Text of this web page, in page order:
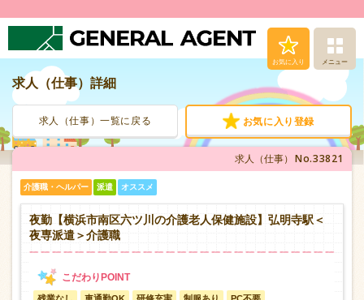
お気に入り メニュー
人材派遣サービス
転職支援サービス
登録から就業まで
求人（仕事）詳細
求人（仕事）一覧に戻る お気に入り登録
求人（仕事） No.33821
介護職・ヘルパー 派遣 オススメ
夜勤【横浜市南区六ツ川の介護老人保健施設】弘明寺駅＜
夜専派遣＞介護職